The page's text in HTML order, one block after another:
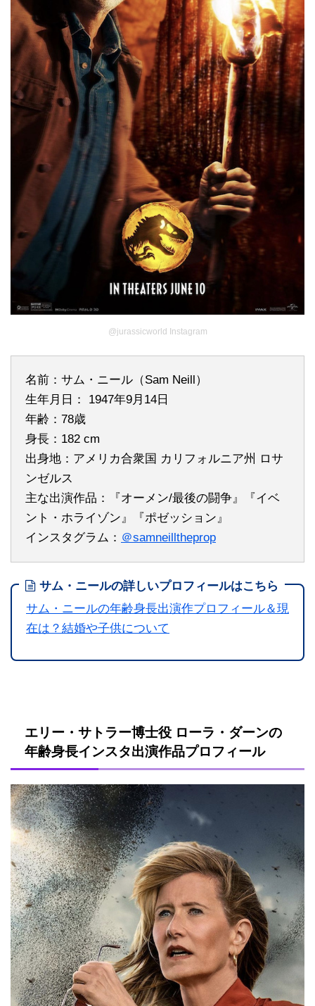
@jurassicworld Instagram
名前：サム・ニール（Sam Neill）
生年月日： 1947年9月14日
年齢：78歳
身長：182 cm
出身地：アメリカ合衆国 カリフォルニア州 ロサ
ンゼルス
主な出演作品：『オーメン/最後の闘争』『イベ
ント・ホライゾン』『ポゼッション』
インスタグラム： ＠samneilltheprop
サム・ニールの詳しいプロフィールはこちら
サム・ニールの年齢身長出演作プロフィール＆現
在は？結婚や子供について
エリー・サトラー博士役 ローラ・ダーンの
年齢身長インスタ出演作品プロフィール